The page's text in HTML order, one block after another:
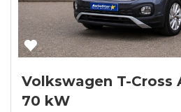
Volkswagen T-Cross
70 kW